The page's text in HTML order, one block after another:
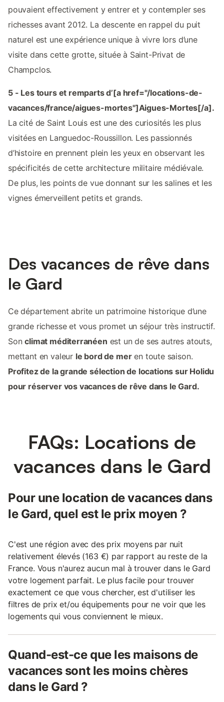
pouvaient effectivement y entrer et y contempler ses
richesses avant 2012. La descente en rappel du puit
naturel est une expérience unique à vivre lors d’une
visite dans cette grotte, située à Saint-Privat de
Champclos.
5 - Les tours et remparts d’[a href="/locations-de-
vacances/france/aigues-mortes"]Aigues-Mortes[/a].
La cité de Saint Louis est une des curiosités les plus
visitées en Languedoc-Roussillon. Les passionnés
d’histoire en prennent plein les yeux en observant les
spécificités de cette architecture militaire médiévale.
De plus, les points de vue donnant sur les salines et les
vignes émerveillent petits et grands.
Des vacances de rêve dans
le Gard
Ce département abrite un patrimoine historique d’une
grande richesse et vous promet un séjour très instructif.
Sonclimat méditerranéen est un de ses autres atouts,
mettant en valeur le bord de meren toute saison.
Profitez de la grande sélection de locations sur Holidu
pour réserver vos vacances de rêve dans le Gard.
FAQs: Locations de
vacances dans le Gard
Pour une location de vacances dans
le Gard, quel est le prix moyen ?
C'est une région avec des prix moyens par nuit
relativement élevés (163 €) par rapport au reste de la
France. Vous n'aurez aucun mal à trouver dans le Gard
votre logement parfait. Le plus facile pour trouver
exactement ce que vous chercher, est d'utiliser les
filtres de prix et/ou équipements pour ne voir que les
logements qui vous conviennent le mieux.
Quand-est-ce que les maisons de
vacances sont les moins chères
dans le Gard ?